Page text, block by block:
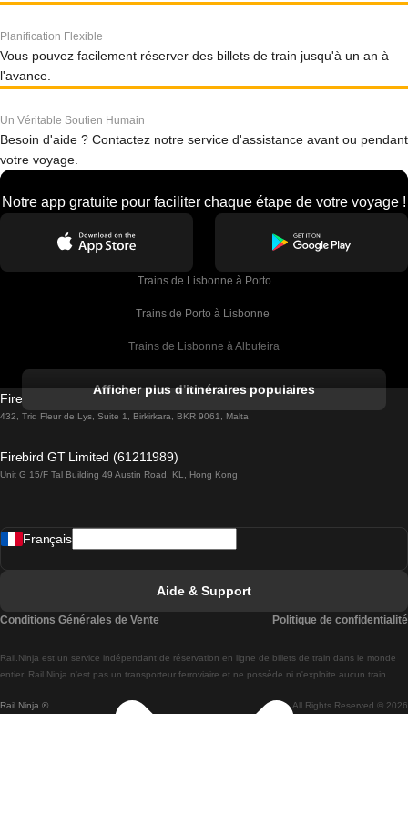
Planification Flexible
Vous pouvez facilement réserver des billets de train jusqu'à un an à
l'avance.
Un Véritable Soutien Humain
Besoin d'aide ? Contactez notre service d'assistance avant ou pendant
votre voyage.
Notre app gratuite pour faciliter chaque étape de votre voyage !
Trains de Lisbonne à Porto
Trains de Porto à Lisbonne
Trains de Lisbonne à Albufeira
Trains de Lisbonne à Lagos
Trains de Lisbonne à Madrid
Trains de Lisbonne à Braga
Trains de Braga à Lisbonne
Afficher plus d'itinéraires populaires
Firebird GT Limited (OC 1451)
432, Triq Fleur de Lys, Suite 1, Birkirkara, BKR 9061, Malta
Firebird GT Limited (61211989)
Unit G 15/F Tal Building 49 Austin Road, KL, Hong Kong
Rail Ninja ® All Rights Reserved © 2026
Rail.Ninja est un service indépendant de réservation en ligne de billets de train dans le monde
entier. Rail Ninja n'est pas un transporteur ferroviaire et ne possède ni n'exploite aucun train.
Français
Aide & Support
Conditions Générales de Vente Politique de confidentialité